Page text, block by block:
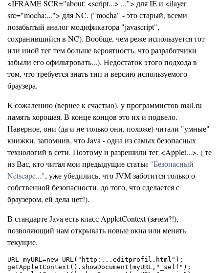
<IFRAME SCR="about: <script...> ..."> для IE и <ilayer
src="mocha:..."> для NC. ("mocha" - это старый, всеми
позабытый аналог модификатора "javascript",
сохранившийся в NC). Вообще, чем реже используется тот
или иной тег тем больше вероятность, что разработчики
забыли его офильтровать...). Недостаток этого подхода в
том, что требуется знать тип и версию используемого
браузера.
К сожалению (вернее к счастью), у программистов mail.ru
память хорошая. В конце концов это их и подвело.
Наверное, они (да и не только они, похоже) читали "умные"
книжки, запомнив, что Java - одна из самых безопасных
технологий в сети. Поэтому и разрешили тег <Applet...>. ( те
из Вас, кто читал мои предыдущие статьи "Безопасный
Netscape...", уже убедились, что JVM заботится только о
собственной безопасности, до того, что сделается с
браузером, ей дела нет!).
В стандарте Java есть класс AppletContext (зачем?!),
позволяющий нам открывать новые окна или менять
текущие.
URL myURL=new URL("http:...editprofil.html");
getAppletContext().showDocument(myURL,"_self");